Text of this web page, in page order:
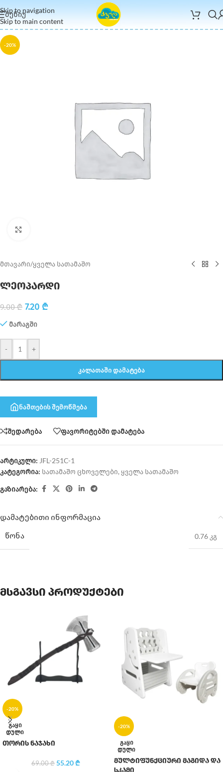
Skip to navigation
Skip to main content
ᲛᲔᲜᲘᲣ
-20%
მთავარი/ყველა სათამაშო
ლეოპარდი
9.00₾ 7.20 ₾
მარაგში
- +
ᲙᲐᲚᲐᲗᲐᲨᲘ ᲓᲐᲛᲐᲢᲔᲑᲐ
ნაშთების შემოწმება
შედარება ფავორიტებში დამატება
არტიკული: JFL-251C-1
კატეგორია: სათამაშო ცხოველები, ყველა სათამაშო
გაზიარება:
დამატებითი ინფორმაცია
ᲬᲝᲜᲐ
0.76 კგ
მსგავსი პროდუქტები
-20%
ᲒᲐᲧᲘ
ᲓᲣᲚᲘ
თორის ნაჯახი
69.00₾ 55.20₾
-20%
ᲒᲐᲧᲘ
ᲓᲣᲚᲘ
მულტიფუნქციური მაგიდა და
სკამი